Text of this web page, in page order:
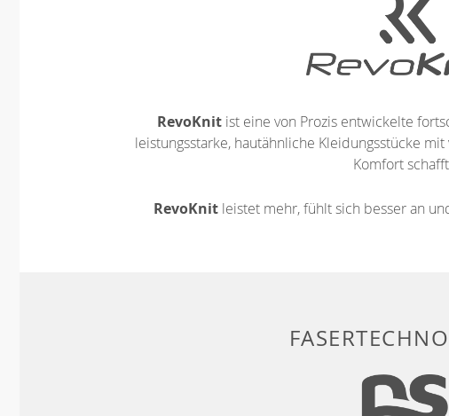
RevoKnit ist eine von Prozis entwickelte
leistungsstarke, hautähnliche Kleidungsstücke
Komfort
RevoKnitleistet mehr, fühlt sich besser an